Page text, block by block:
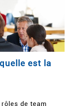
est la
de team